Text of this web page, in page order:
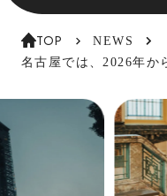
TOP
NEWS
名古屋では、2026年か